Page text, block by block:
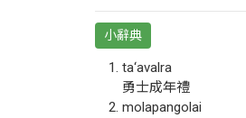
小辭典
ta‘avalra
勇士成年禮
molapangolai